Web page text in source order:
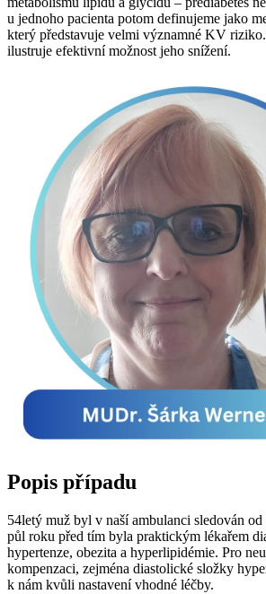
u jednoho pacienta potom definujeme jako
který představuje velmi významné KV
ilustruje efektivní možnost jeho snížení.
Popis případu
54letý muž byl v naší ambulanci sledován
půl roku před tím byla praktickým lékařem
hypertenze, obezita a hyperlipidémie. Pro
kompenzaci, zejména diastolické složky
k nám kvůli nastavení vhodné léčby.